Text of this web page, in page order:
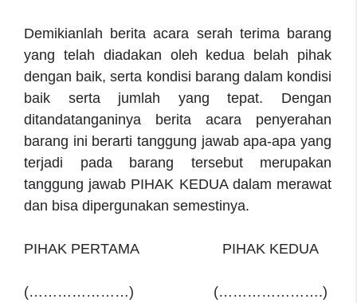
Demikianlah berita acara serah terima barang
yang telah diadakan oleh kedua belah pihak
dengan baik, serta kondisi barang dalam kondisi
baik serta jumlah yang tepat. Dengan
ditandatanganinya berita acara penyerahan
barang ini berarti tanggung jawab apa-apa yang
terjadi pada barang tersebut merupakan
tanggung jawab PIHAK KEDUA dalam merawat
dan bisa dipergunakan semestinya.
PIHAK PERTAMA PIHAK KEDUA
(…………………) (………………….)